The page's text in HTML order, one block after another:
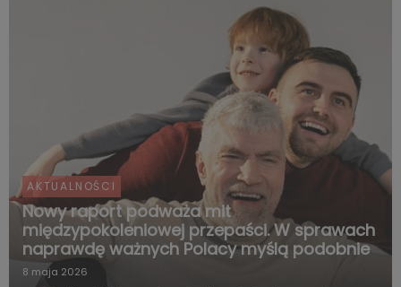
AKTUALNOŚCI
Nowy raport podważa mit
międzypokoleniowej przepaści. W sprawach
naprawdę ważnych Polacy myślą podobnie
8 maja 2026